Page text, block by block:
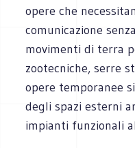
opere che
comunicazione
movimenti di terra
zootecniche, serre
opere temporanee
degli spazi esterni
impianti funzionali